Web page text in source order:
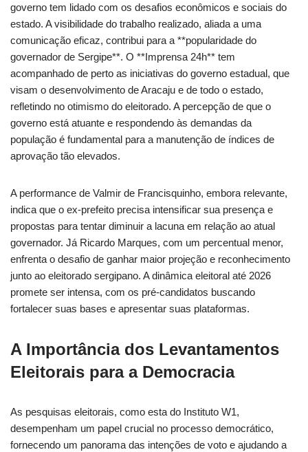
governo tem lidado com os desafios econômicos e sociais do
estado. A visibilidade do trabalho realizado, aliada a uma
comunicação eficaz, contribui para a **popularidade do
governador de Sergipe**. O **Imprensa 24h** tem
acompanhado de perto as iniciativas do governo estadual, que
visam o desenvolvimento de Aracaju e de todo o estado,
refletindo no otimismo do eleitorado. A percepção de que o
governo está atuante e respondendo às demandas da
população é fundamental para a manutenção de índices de
aprovação tão elevados.
A performance de Valmir de Francisquinho, embora relevante,
indica que o ex-prefeito precisa intensificar sua presença e
propostas para tentar diminuir a lacuna em relação ao atual
governador. Já Ricardo Marques, com um percentual menor,
enfrenta o desafio de ganhar maior projeção e reconhecimento
junto ao eleitorado sergipano. A dinâmica eleitoral até 2026
promete ser intensa, com os pré-candidatos buscando
fortalecer suas bases e apresentar suas plataformas.
A Importância dos Levantamentos
Eleitorais para a Democracia
As pesquisas eleitorais, como esta do Instituto W1,
desempenham um papel crucial no processo democrático,
fornecendo um panorama das intenções de voto e ajudando a